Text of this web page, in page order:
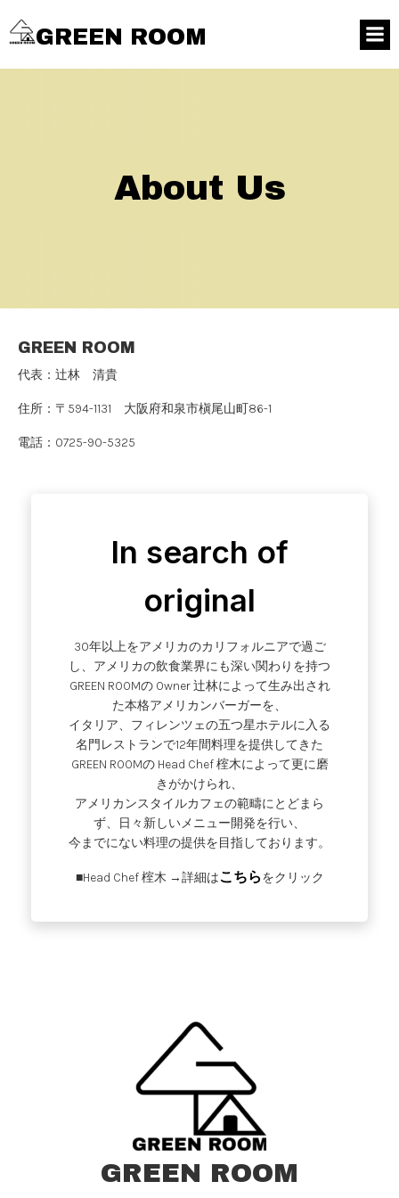
GREEN ROOM
About Us
GREEN ROOM
代表：辻林 清貴
住所：〒594-1131 大阪府和泉市槇尾山町86-1
電話：0725-90-5325
In search of
original
30年以上をアメリカのカリフォルニアで過ご
し、アメリカの飲食業界にも深い関わりを持つ
GREEN ROOMの Owner 辻林によって生み出され
た本格アメリカンバーガーを、
イタリア、フィレンツェの五つ星ホテルに入る
名門レストランで12年間料理を提供してきた
GREEN ROOMの Head Chef 榁木によって更に磨
きがかけられ、
アメリカンスタイルカフェの範疇にとどまら
ず、日々新しいメニュー開発を行い、
今までにない料理の提供を目指しております。
■Head Chef 榁木 →詳細はこちらをクリック
GREEN ROOM